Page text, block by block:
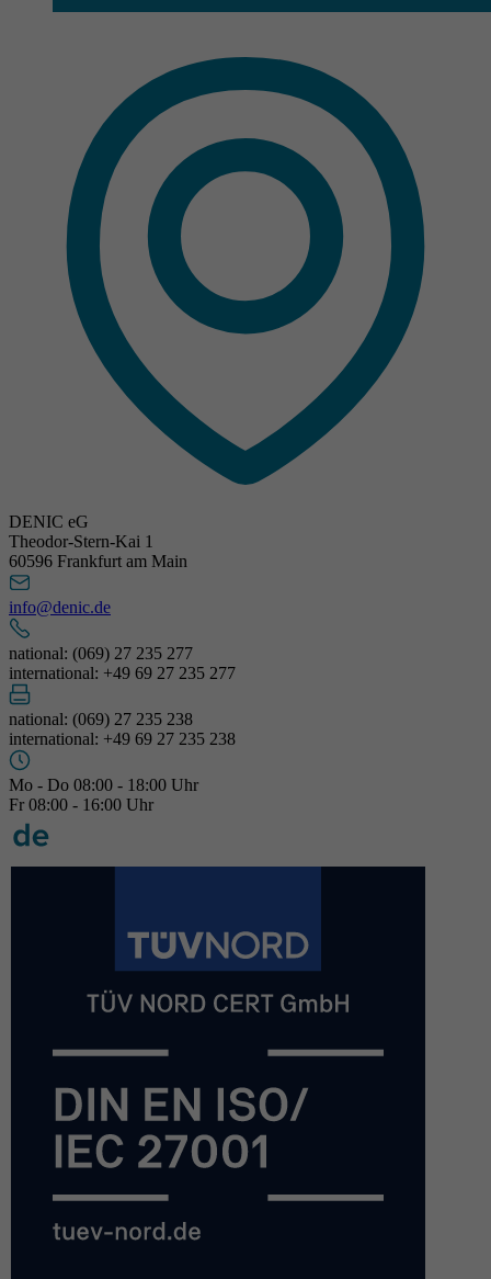
DENIC eG
Theodor-Stern-Kai 1
60596 Frankfurt am Main
info@denic.de
national: (069) 27 235 277
international: +49 69 27 235 277
national: (069) 27 235 238
international: +49 69 27 235 238
Mo - Do 08:00 - 18:00 Uhr
Fr 08:00 - 16:00 Uhr